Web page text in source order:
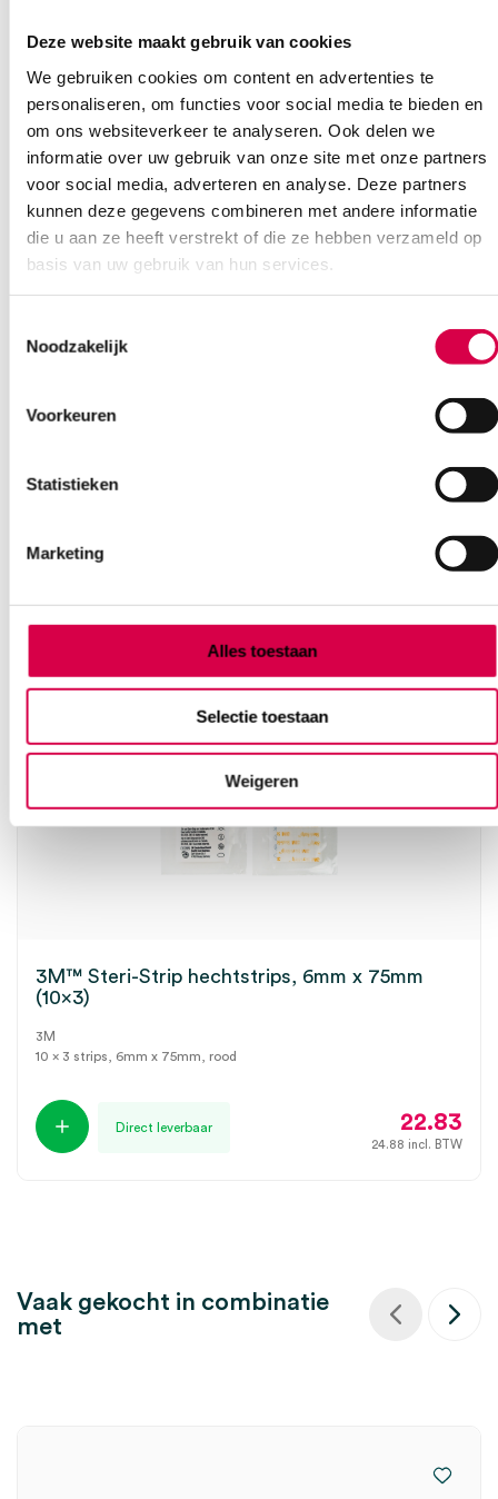
Deze website maakt gebruik van cookies
We gebruiken cookies om content en advertenties te
personaliseren, om functies voor social media te bieden en
om ons websiteverkeer te analyseren. Ook delen we
informatie over uw gebruik van onze site met onze partners
voor social media, adverteren en analyse. Deze partners
kunnen deze gegevens combineren met andere informatie
die u aan ze heeft verstrekt of die ze hebben verzameld op
basis van uw gebruik van hun services.
Noodzakelijk
Voorkeuren
Statistieken
Marketing
Alles toestaan
Selectie toestaan
Weigeren
Heb je een vraag?
Anca helpt je!
Vind je antwoord snel en makkelijk op onze klantenservice pagina.
Onze klantenservice is bereikbaar van maandag t/m vrijdag van
08:30 tot 17:00
3M™ Steri-Strip hechtstrips, 6mm x 75mm
(10×3)
3M
10 x 3 strips, 6mm x 75mm, rood
Direct leverbaar 22.83
24.88 incl. BTW
Vaak gekocht in combinatie
met